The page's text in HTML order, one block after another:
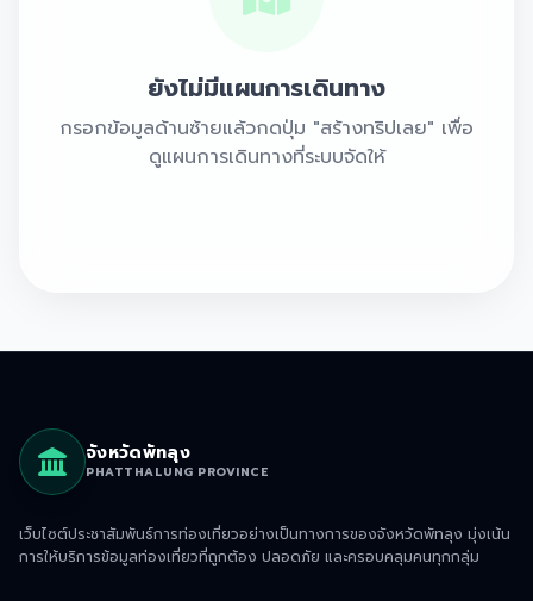
ยังไม่มีแผนการเดินทาง
กรอกข้อมูลด้านซ้ายแล้วกดปุ่ม "สร้างทริปเลย" เพื่อ
ดูแผนการเดินทางที่ระบบจัดให้
จังหวัดพัทลุง
PHATTHALUNG PROVINCE
เว็บไซต์ประชาสัมพันธ์การท่องเที่ยวอย่างเป็นทางการของจังหวัดพัทลุง มุ่งเน้น
การให้บริการข้อมูลท่องเที่ยวที่ถูกต้อง ปลอดภัย และครอบคลุมคนทุกกลุ่ม